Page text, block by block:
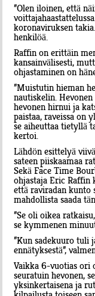
”Olen iloinen, että
koronaviruksen
henkilöä.
Raffin on erittäin
kansainvälisesti,
ohjastaminen on
”Muistutin hieman
nautiskelin.
hevonen hirnui ja
paistaa, raveissa on
se aiheuttaa tietyllä
kertoi.
Lähdön esittelyä
sateen piiskaamaa
Sekä Face Time
ohjastaja Eric Raffin
että raviradan kunto
mahdollista saada
”Se oli oikea
se kymmenen
”Kun sadekuuro tuli
ennätyksestä”,
Vaikka 6-vuotias ori
seuratuin hevonen,
yksinkertaisena ja